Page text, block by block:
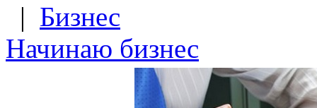
| Бизнес
Начинаю бизнес